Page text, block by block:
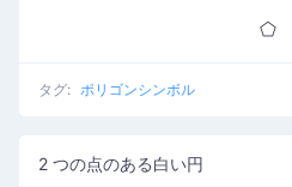
⬠
タグ: ポリゴンシンボル
2 つの点のある白い円